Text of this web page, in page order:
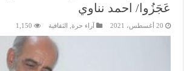
عَجَزُوا/ احمد نناوي
20 أغسطس، 2021 آراء حرة الثقافية 1,150